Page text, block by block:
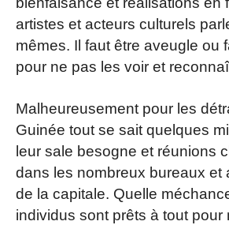
artistes et acteurs culturels
mêmes. Il faut être aveugle ou
pour ne pas les voir et
Malheureusement pour les
Guinée tout se sait quelques
leur sale besogne et réunions
dans les nombreux bureaux et
de la capitale. Quelle
individus sont prêts à tout pour